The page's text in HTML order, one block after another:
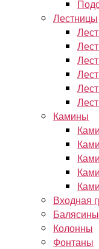
Лестницы
Камины
Входная
Балясины
Колонны
Фонтаны